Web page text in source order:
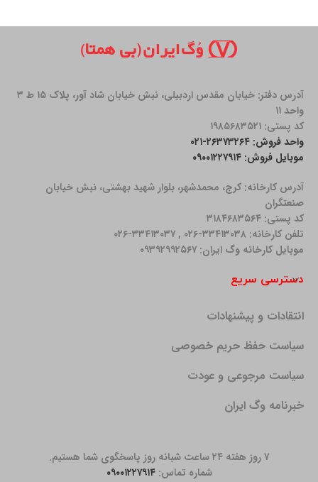
آدرس دفتر: خیابان مقدس اردبیلی، نبش خیابان شاد آور، پلاک ۱۵ ط ۳
واحد ۱۱
کد پستی: ۱۹۸۵۶۸۳۵۲۱
واحد فروش: ۲۶۳۷۳۲۶۴-۰۲۱
موبایل فروش: ۰۹۰۰۱۲۲۷۹۱۴
آدرس کارخانه: كرج، محمدشهر، بلوار شهید بهشتی، نبش خیابان
صنعتگران
کد پستی: ۳۱۸۴۶۸۳۵۶۴
تلفن کارخانه: ۳۳۴۱۳۰۳۸-۰۲۶ , ۳۳۴۱۳۰۳۷-۰۲۶
موبایل کارخانه وگ ایران: ۰۹۳۹۲۹۹۲۵۶۷
دسترسی سریع
انتقادات و پیشنهادات
سیاست حفظ حریم خصوصی
سیاست مرجوعی و عودت
خبرنامه وگ ایران
۷ روز هفته ۲۴ ساعت شبانه روز پاسخگوی شما هستیم.
شماره تماس:۰۹۰۰۱۲۲۷۹۱۴